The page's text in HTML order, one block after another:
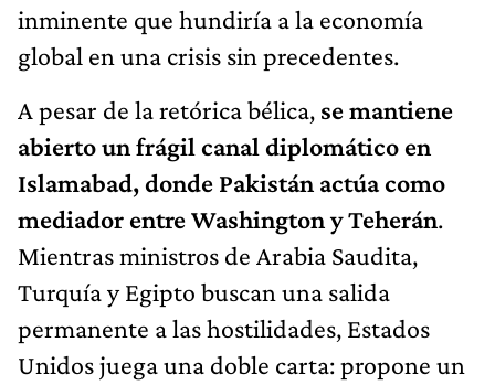
inminente que hundiría a la economía
global en una crisis sin precedentes.
A pesar de la retórica bélica, se mantiene
abierto un frágil canal diplomático en
Islamabad, donde Pakistán actúa como
mediador entre Washington y Teherán.
Mientras ministros de Arabia Saudita,
Turquía y Egipto buscan una salida
permanente a las hostilidades, Estados
Unidos juega una doble carta: propone un